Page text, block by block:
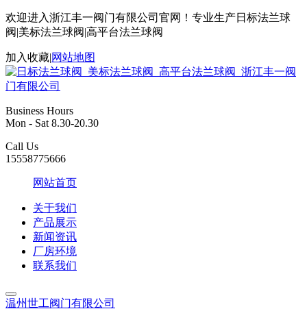
欢迎进入浙江丰一阀门有限公司官网！专业生产日标法兰球
阀|美标法兰球阀|高平台法兰球阀
加入收藏|网站地图
Business Hours
Mon - Sat 8.30-20.30
Call Us
15558775666
网站首页
关于我们
产品展示
新闻资讯
厂房环境
联系我们
温州世工阀门有限公司